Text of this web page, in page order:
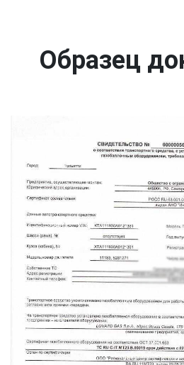
Образец